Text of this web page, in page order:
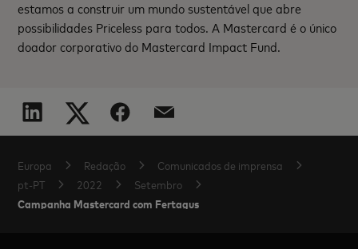
estamos a construir um mundo sustentável que abre
possibilidades Priceless para todos. A Mastercard é o único
doador corporativo do Mastercard Impact Fund.
Europa Redação
Comunicados de imprensa
pt-PT
2022 Setembro
Campanha Mastercard com Fertagus